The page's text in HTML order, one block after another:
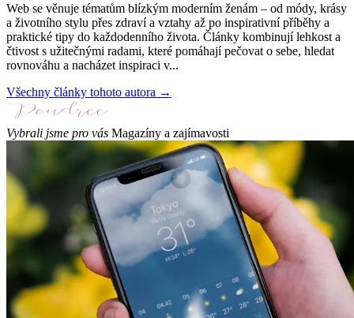
Web se věnuje tématům blízkým moderním ženám – od módy, krásy
a životního stylu přes zdraví a vztahy až po inspirativní příběhy a
praktické tipy do každodenního života. Články kombinují lehkost a
čtivost s užitečnými radami, které pomáhají pečovat o sebe, hledat
rovnováhu a nacházet inspiraci v...
Všechny články tohoto autora →
Vybrali jsme pro vás Magazíny a zajímavosti